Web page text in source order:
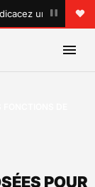
un titre à vos
POUR